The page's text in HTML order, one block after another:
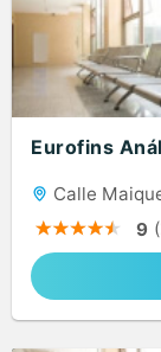
Eurofins
Calle
9